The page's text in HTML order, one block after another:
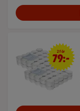
2 för 79 kr
2 för
79:-